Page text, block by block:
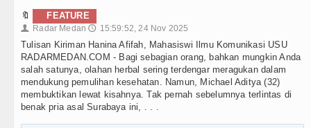
🔖 FEATURE
👤 Radar Medan 🕔 15:59:52, 24 Nov 2025
Tulisan Kiriman Hanina Afifah, Mahasiswi Ilmu Komunikasi USU
RADARMEDAN.COM - Bagi sebagian orang, bahkan mungkin Anda
salah satunya, olahan herbal sering terdengar meragukan dalam
mendukung pemulihan kesehatan. Namun, Michael Aditya (32)
membuktikan lewat kisahnya. Tak pernah sebelumnya terlintas di
benak pria asal Surabaya ini, . . .